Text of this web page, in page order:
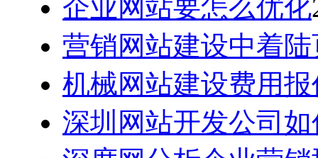
企业网站要怎么优化
营销网站建设中着
机械网站建设费用
深圳网站开发公司